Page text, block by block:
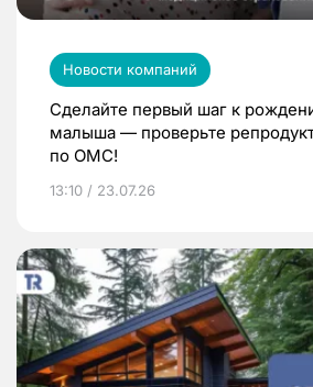
Новости компаний
Сделайте первый шаг к
малыша — проверьте
по ОМС!
13:10 / 23.07.26